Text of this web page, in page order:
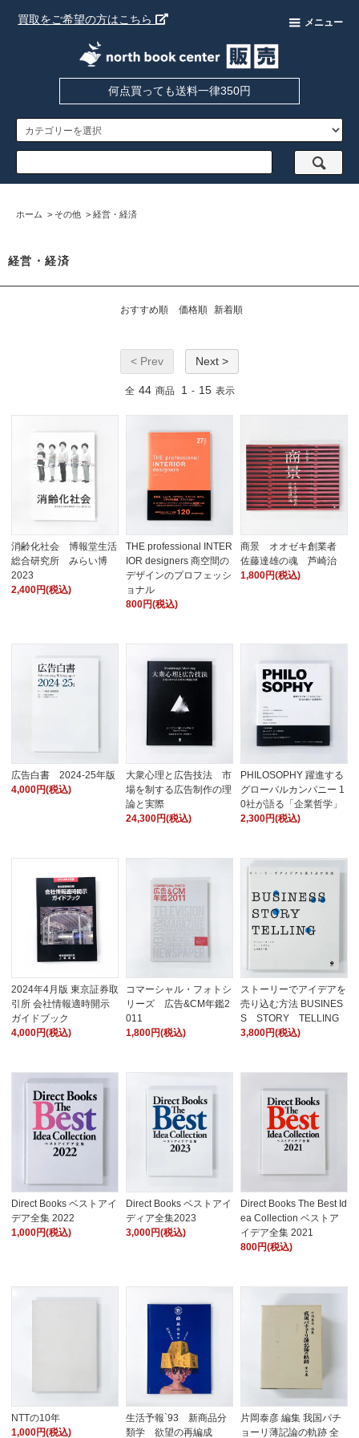
買取をご希望の方はこちら メニュー
何点買っても送料一律350円
ホーム > その他 > 経営・経済
経営・経済
おすすめ順 価格順 新着順
< Prev Next >
全 44 商品 1 - 15 表示
消齢化社会 博報堂生活
総合研究所 みらい博
2023
2,400円(税込)
THE professional INTER
IOR designers 商空間の
デザインのプロフェッシ
ョナル
800円(税込)
商景 オオゼキ創業者
佐藤達雄の魂 芦崎治
1,800円(税込)
広告白書 2024-25年版
4,000円(税込)
大衆心理と広告技法 市
場を制する広告制作の理
論と実際
24,300円(税込)
PHILOSOPHY 躍進する
グローバルカンパニー 1
0社が語る「企業哲学」
2,300円(税込)
2024年4月版 東京証券取
引所 会社情報適時開示
ガイドブック
4,000円(税込)
コマーシャル・フォトシ
リーズ 広告&CM年鑑2
011
1,800円(税込)
ストーリーでアイデアを
売り込む方法 BUSINES
S STORY TELLING
3,800円(税込)
Direct Books ベストアイ
デア全集 2022
1,000円(税込)
Direct Books ベストアイ
ディア全集2023
3,000円(税込)
Direct Books The Best Id
ea Collection ベストア
イデア全集 2021
800円(税込)
NTTの10年
1,000円(税込)
生活予報`93 新商品分
類学 欲望の再編成
片岡泰彦 編集 我国パチ
ョーリ薄記論の軌跡 全